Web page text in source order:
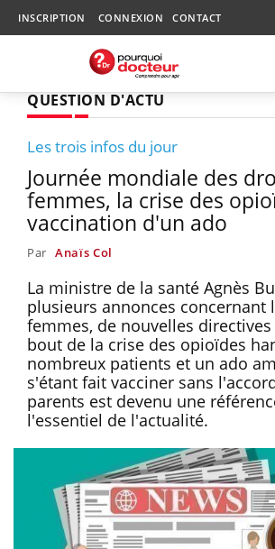
INSCRIPTION CONNEXION CONTACT
QUESTION D'ACTU
Les trois infos du jour
Journée mondiale des
femmes, la crise des
vaccination d'un ado
Par Anaïs Col
La ministre de la santé Agnès
plusieurs annonces concernant
femmes, de nouvelles
bout de la crise des opioïdes
nombreux patients et un ado
s'étant fait vacciner sans
parents est devenu une
l'essentiel de l'actualité.